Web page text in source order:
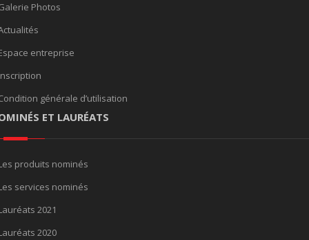
Photos
entreprise
générale d’utilisation
ET LAURÉATS
produits nominés
services nominés
2021
2020